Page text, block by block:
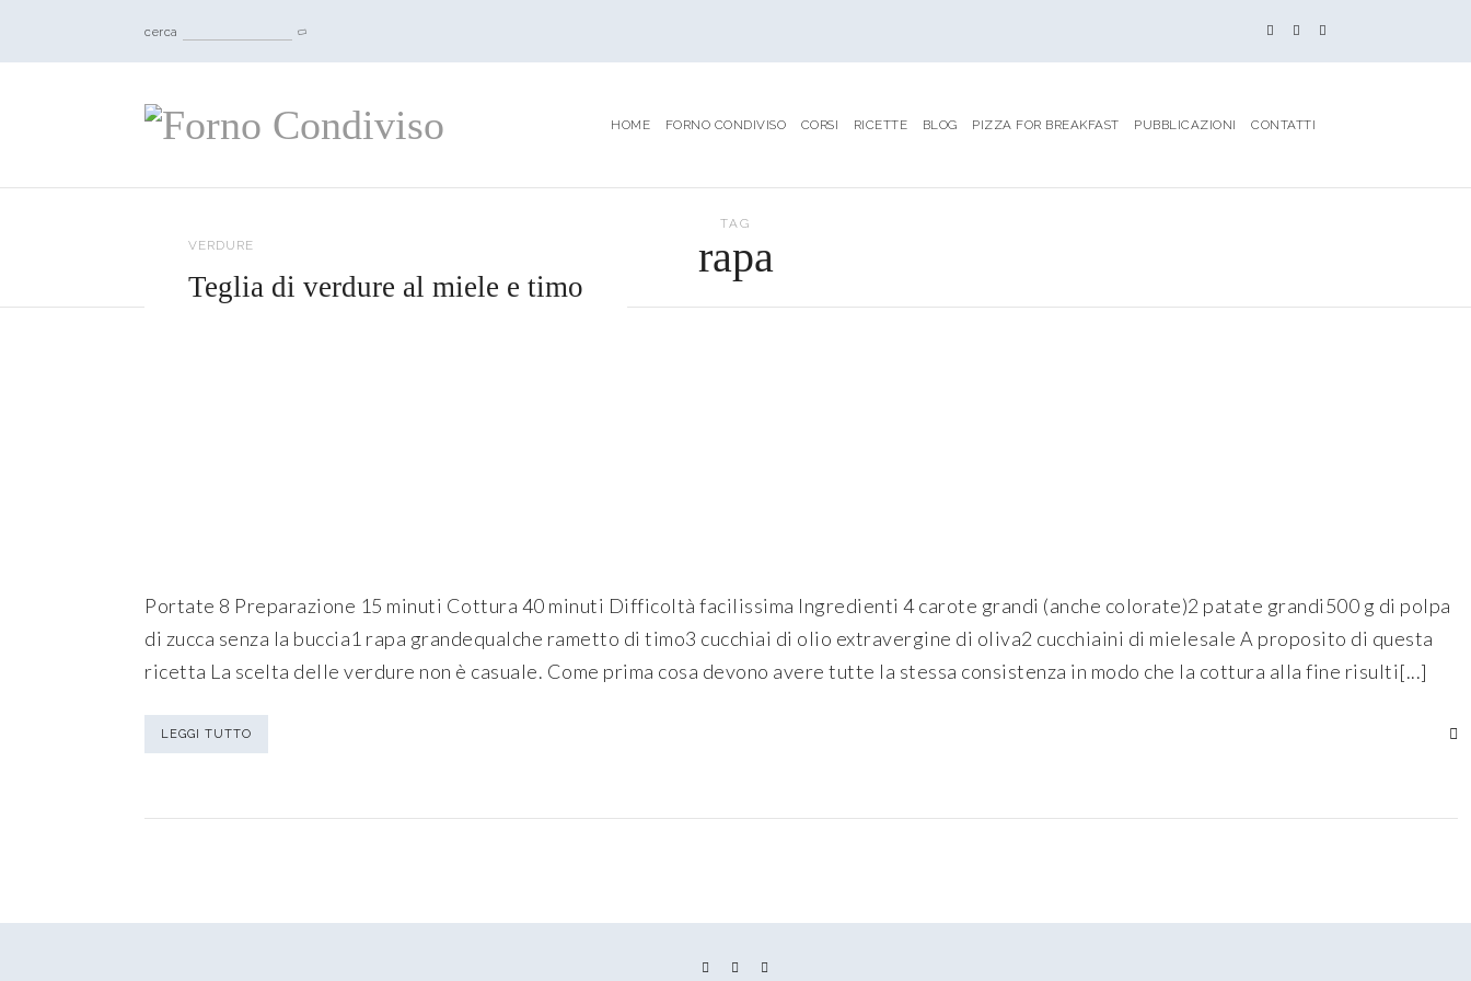
cerca
HOME FORNO CONDIVISO CORSI RICETTE BLOG PIZZA FOR BREAKFAST PUBBLICAZIONI CONTATTI
TAG
rapa
VERDURE
Teglia di verdure al miele e timo
Portate 8 Preparazione 15 minuti Cottura 40 minuti Difficoltà facilissima Ingredienti 4 carote grandi (anche colorate)2 patate grandi500 g di polpa
di zucca senza la buccia1 rapa grandequalche rametto di timo3 cucchiai di olio extravergine di oliva2 cucchiaini di mielesale A proposito di questa
ricetta La scelta delle verdure non è casuale. Come prima cosa devono avere tutte la stessa consistenza in modo che la cottura alla fine risulti[...]
LEGGI TUTTO